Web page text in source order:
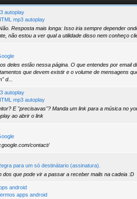
autoplay
mp3 autoplay
Resposta mais longa: Isso iria sempre depender
não estou a ver qual a utilidade disso nem conheço
deles estão nessa página. O que entendes por email
que devem existir e o volume de mensagens
d...
autoplay
mp3 autoplay
E "precisavas"? Manda um link para a música no
ao abrir o link
contact/
para um só destinátario (assinatura).
dos que pode vir a passar a receber mails na cadeia :D
android
apps android